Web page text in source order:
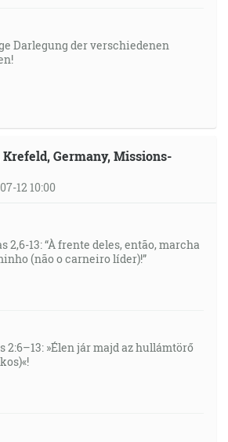
Darlegung der verschiedenen
Krefeld, Germany, Missions-
12 10:00
2,6-13: “À frente deles, então, marcha
(não o carneiro líder)!”
2:6–13: »Élen jár majd az hullámtörő